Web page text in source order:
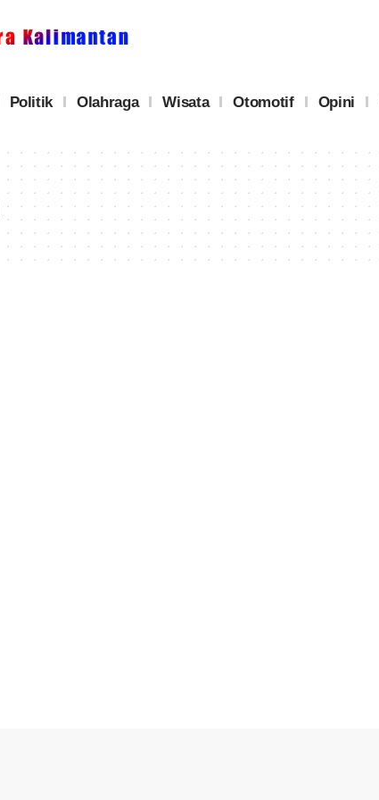
Politik Olahraga Wisata Otomotif Opini